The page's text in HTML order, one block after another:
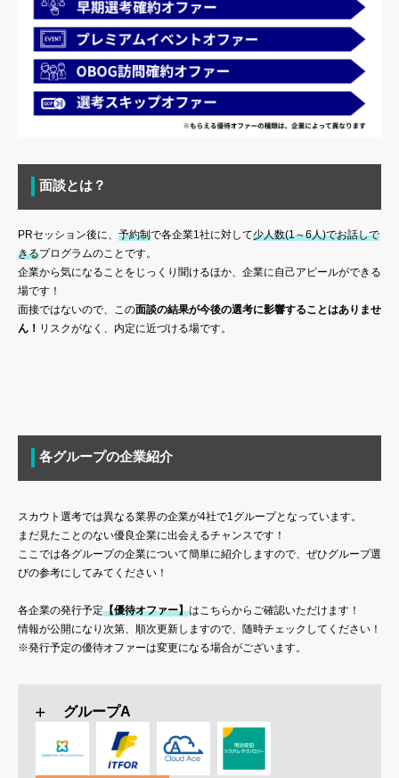
面談とは？
PRセッション後に、 予約制で各企業1社に対して少人数(1～6人)でお話しで
きるプログラムのことです。
企業から気になることをじっくり聞けるほか、企業に自己アピールができる
場です！
面接ではないので、この面談の結果が今後の選考に影響することはありませ
ん！ リスクがなく、内定に近づける場です。
各グループの企業紹介
スカウト選考では異なる業界の企業が4社で1グループとなっています。
まだ見たことのない優良企業に出会えるチャンスです！
ここでは各グループの企業について簡単に紹介しますので、ぜひグループ選
びの参考にしてみてください！
各企業の発行予定【優待オファー】はこちらからご確認いただけます！
情報が公開になり次第、順次更新しますので、随時チェックしてください！
※発行予定の優待オファーは変更になる場合がございます。
グループA